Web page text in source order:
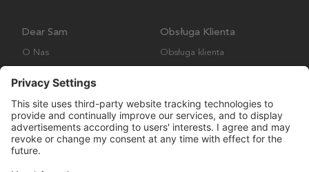
Dear Sam
O Nas
Obsługa Klienta
Obsługa klienta
Wysyłka i Dostawa